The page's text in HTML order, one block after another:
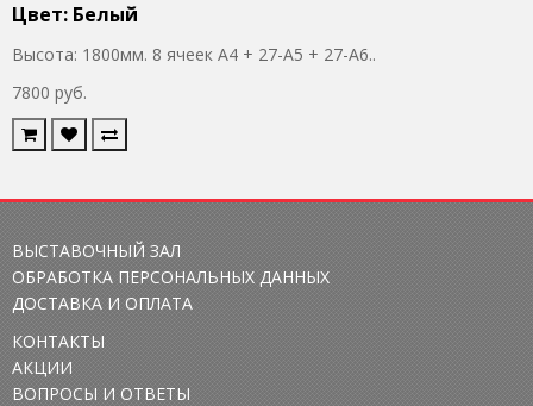
Цвет: Белый
Высота: 1800мм. 8 ячеек А4 + 27-А5 + 27-А6..
7800 руб.
ВЫСТАВОЧНЫЙ ЗАЛ
ОБРАБОТКА ПЕРСОНАЛЬНЫХ ДАННЫХ
ДОСТАВКА И ОПЛАТА
КОНТАКТЫ
АКЦИИ
ВОПРОСЫ И ОТВЕТЫ